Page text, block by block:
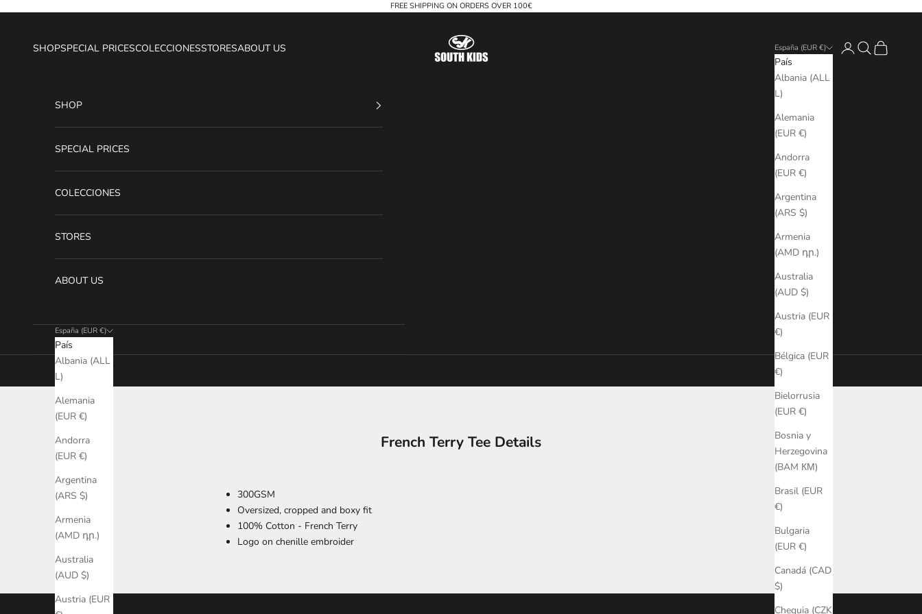
FREE SHIPPING ON ORDERS OVER 100€
South Kids
SHOPSPECIAL PRICESCOLECCIONESSTORESABOUT US España (EUR €)
País
Albania (ALL
L)
Alemania
(EUR €)
Andorra
(EUR €)
Argentina
(ARS $)
Armenia
(AMD դր.)
Australia
(AUD $)
Austria (EUR
€)
Bélgica (EUR
€)
Bielorrusia
(EUR €)
Bosnia y
Herzegovina
(BAM КМ)
Brasil (EUR
€)
Bulgaria
(EUR €)
Canadá (CAD
$)
Chequia (CZK
Iniciar sesión
Buscar
Cesta
SHOP
SPECIAL PRICES
COLECCIONES
STORES
ABOUT US
España (EUR €)
País
Albania (ALL
L)
Alemania
(EUR €)
Andorra
(EUR €)
Argentina
(ARS $)
Armenia
(AMD դր.)
Australia
(AUD $)
Austria (EUR
French Terry Tee Details
300GSM
Oversized, cropped and boxy fit
100% Cotton - French Terry
Logo on chenille embroider